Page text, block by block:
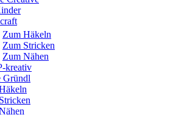
Zum Häkeln
Zum Stricken
Zum Nähen
kreativ
Gründl